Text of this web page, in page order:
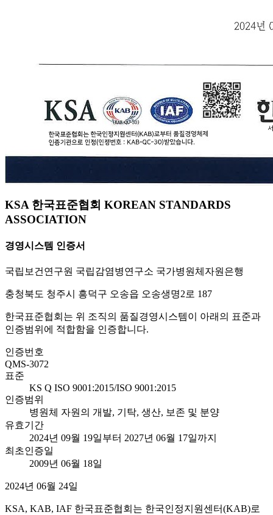
KSA 한국표준협회 KOREAN STANDARDS
ASSOCIATION
경영시스템 인증서
국립보건연구원 국립감염병연구소 국가병원체자원은행
충청북도 청주시 흥덕구 오송읍 오송생명2로 187
한국표준협회는 위 조직의 품질경영시스템이 아래의 표준과
인증범위에 적합함을 인증합니다.
인증번호
QMS-3072
표준
KS Q ISO 9001:2015/ISO 9001:2015
인증범위
병원체 자원의 개발, 기탁, 생산, 보존 및 분양
유효기간
2024년 09월 19일부터 2027년 06월 17일까지
최초인증일
2009년 06월 18일
2024년 06월 24일
KSA, KAB, IAF 한국표준협회는 한국인정지원센터(KAB)로